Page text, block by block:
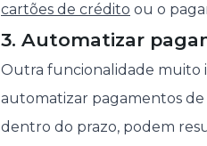
cartões de crédito ou o
3. Automatizar
Outra funcionalidade muito
automatizar pagamentos de
dentro do prazo, podem